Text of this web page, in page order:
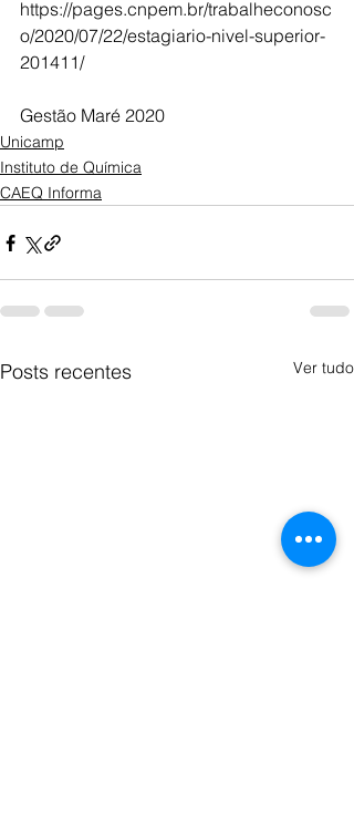
https://pages.cnpem.br/trabalheconosc
o/2020/07/22/estagiario-nivel-superior-
201411/
Gestão Maré 2020
Unicamp
Instituto de Química
CAEQ Informa
Posts recentes Ver tudo